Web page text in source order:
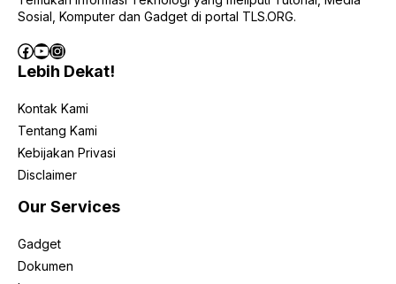
Sosial, Komputer dan Gadget di portal TLS.ORG.
Facebook
YouTube
Instagram
Lebih Dekat!
Kontak Kami
Tentang Kami
Kebijakan Privasi
Disclaimer
Our Services
Gadget
Dokumen